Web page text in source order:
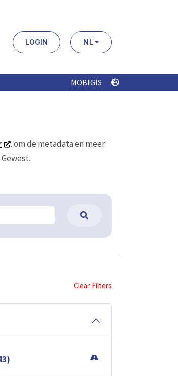
LOGIN NL
MOBIGIS
. om de metadata en meer
Clear Filters